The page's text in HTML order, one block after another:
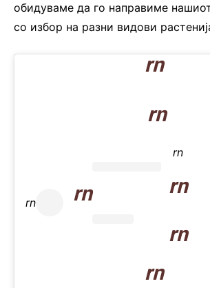
обидуваме да го направиме
со избор на разни видови
rn
rn
rn rn
rn
rn
rn
rn